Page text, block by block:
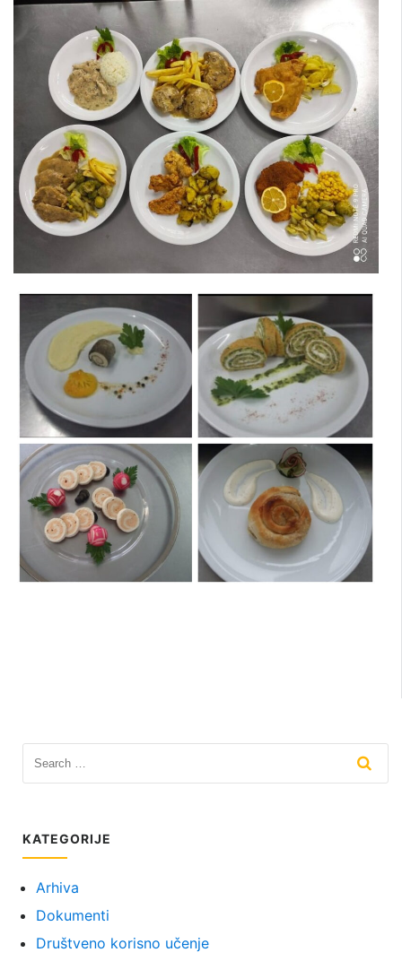
KATEGORIJE
Arhiva
Dokumenti
Društveno korisno učenje